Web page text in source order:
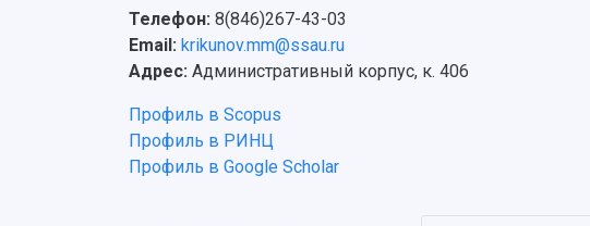
Телефон: 8(846)267-43-03
Email: krikunov.mm@ssau.ru
Адрес: Административный корпус, к. 406
Профиль в Scopus
Профиль в РИНЦ
Профиль в Google Scholar